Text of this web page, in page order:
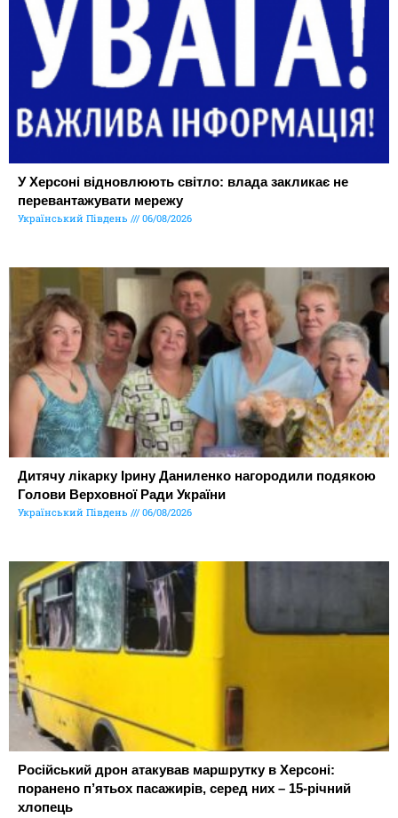
У Херсоні відновлюють світло: влада закликає не
перевантажувати мережу
Український Південь 06/08/2026
Дитячу лікарку Ірину Даниленко нагородили подякою
Голови Верховної Ради України
Український Південь 06/08/2026
Російський дрон атакував маршрутку в Херсоні:
поранено п’ятьох пасажирів, серед них – 15-річний
хлопець